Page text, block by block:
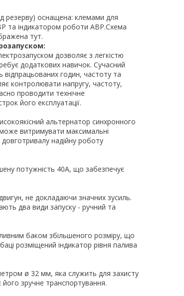
резерву) оснащена: клемами для
та індикатором роботи АВР.Схема
тут.
дозволяє з легкістю
додаткових навичок. Сучасний
відпрацьованих годин, частоту та
контролювати напругу, частоту,
проводити технічне
його експлуатації.
альтернатор синхронного
витримувати максимальні
надійну роботу
потужність 40А, що забезпечує
не докладаючи значних зусиль.
два види запуску - ручний та
баком збільшеного розміру, що
розміщений індикатор рівня палива
ø 32 мм, яка служить для захисту
зручне транспортування.